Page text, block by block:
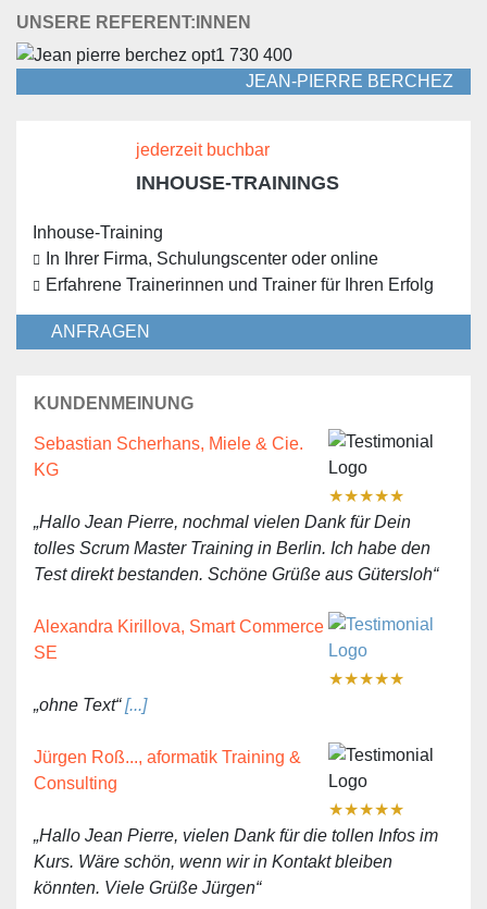
UNSERE REFERENT:INNEN
JEAN-PIERRE BERCHEZ
jederzeit buchbar
INHOUSE-TRAININGS
Inhouse-Training
In Ihrer Firma, Schulungscenter oder online
Erfahrene Trainerinnen und Trainer für Ihren Erfolg
ANFRAGEN
KUNDENMEINUNG
Sebastian Scherhans, Miele & Cie.
KG
★★★★★
„Hallo Jean Pierre, nochmal vielen Dank für Dein
tolles Scrum Master Training in Berlin. Ich habe den
Test direkt bestanden. Schöne Grüße aus Gütersloh“
Alexandra Kirillova, Smart Commerce
SE
★★★★★
„ohne Text“[...]
Jürgen Roß..., aformatik Training &
Consulting
★★★★★
„Hallo Jean Pierre, vielen Dank für die tollen Infos im
Kurs. Wäre schön, wenn wir in Kontakt bleiben
könnten. Viele Grüße Jürgen“